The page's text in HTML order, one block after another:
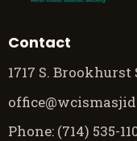
Contact
1717 S.
Phone: (714) 535-